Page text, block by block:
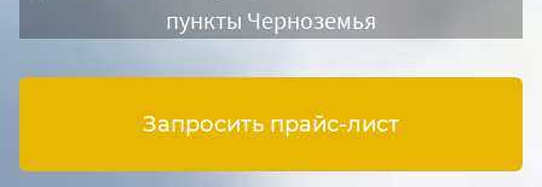
пункты Черноземья
Запросить прайс-лист